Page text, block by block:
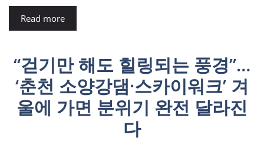
Read more
“걷기만 해도 힐링되는 풍경”…
‘춘천 소양강댐·스카이워크’ 겨
울에 가면 분위기 완전 달라진
다